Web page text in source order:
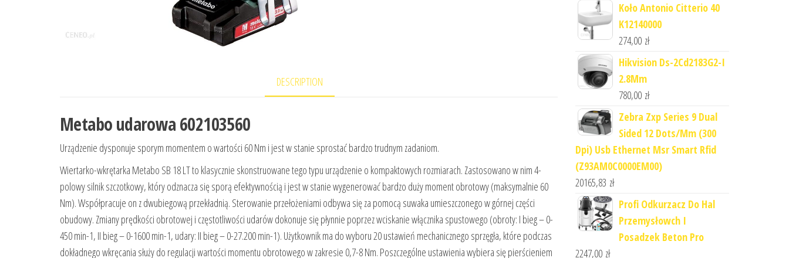
DESCRIPTION
Metabo udarowa 602103560
Urządzenie dysponuje sporym momentem o wartości 60 Nm i jest w stanie sprostać bardzo trudnym zadaniom.
Wiertarko-wkrętarka Metabo SB 18 LT to klasycznie skonstruowane tego typu urządzenie o kompaktowych rozmiarach. Zastosowano w nim 4-
polowy silnik szczotkowy, który odznacza się sporą efektywnością i jest w stanie wygenerować bardzo duży moment obrotowy (maksymalnie 60
Nm). Współpracuje on z dwubiegową przekładnią. Sterowanie przełożeniami odbywa się za pomocą suwaka umieszczonego w górnej części
obudowy. Zmiany prędkości obrotowej i częstotliwości udarów dokonuje się płynnie poprzez wciskanie włącznika spustowego (obroty: I bieg – 0-
450 min-1, II bieg – 0-1600 min-1, udary: II bieg – 0-27.200 min-1). Użytkownik ma do wyboru 20 ustawień mechanicznego sprzęgła, które podczas
dokładnego wkręcania służy do regulacji wartości momentu obrotowego w zakresie 0,7-8 Nm. Poszczególne ustawienia wybiera się pierścieniem
Koło Antonio Citterio 40
K12140000
274,00 zł
Hikvision Ds-2Cd2183G2-I
2.8Mm
780,00 zł
Zebra Zxp Series 9 Dual
Sided 12 Dots/Mm (300
Dpi) Usb Ethernet Msr Smart Rfid
(Z93AM0C0000EM00)
20165,83 zł
Profi Odkurzacz Do Hal
Przemysłowch I
Posadzek Beton Pro
2247,00 zł